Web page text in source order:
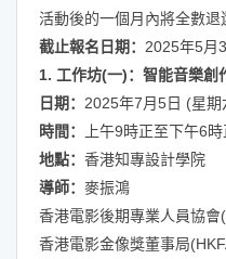
活動後的一個月內將全數退
截止報名日期： 2025年5月
1. 工作坊(一)：智能音樂創
日期： 2025年7月5日 (星期
時間：
上午9時正至下午6時
地點： 香港知專設計學院
導師： 麥振鴻
香港電影後期專業人員協會
香港電影金像獎董事局